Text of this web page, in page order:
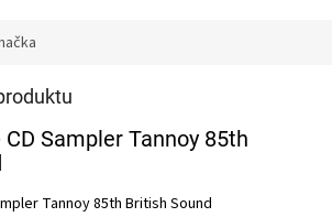
CD Sampler Tannoy 85th
Tannoy 85th British Sound